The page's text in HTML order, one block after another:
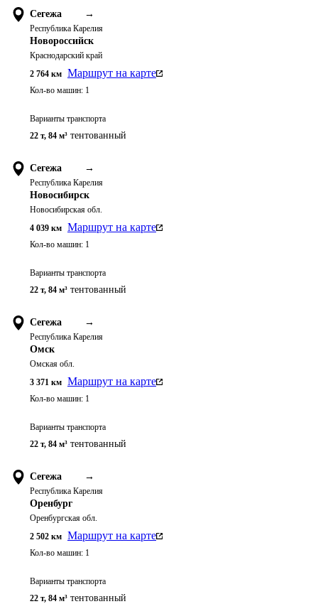
Сегежа →
Республика Карелия
Новороссийск
Краснодарский край
2 764 км Маршрут на карте
Кол-во машин: 1
Варианты транспорта
22 т, 84 м³ тентованный
Сегежа →
Республика Карелия
Новосибирск
Новосибирская обл.
4 039 км Маршрут на карте
Кол-во машин: 1
Варианты транспорта
22 т, 84 м³ тентованный
Сегежа →
Республика Карелия
Омск
Омская обл.
3 371 км Маршрут на карте
Кол-во машин: 1
Варианты транспорта
22 т, 84 м³ тентованный
Сегежа →
Республика Карелия
Оренбург
Оренбургская обл.
2 502 км Маршрут на карте
Кол-во машин: 1
Варианты транспорта
22 т, 84 м³ тентованный